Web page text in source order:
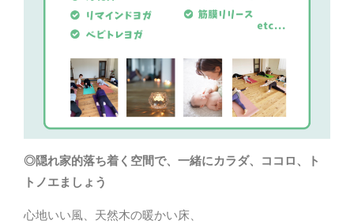
◎隠れ家的落ち着く空間で、一緒にカラダ、ココロ、ト
トノエましょう
心地いい風、天然木の暖かい床、